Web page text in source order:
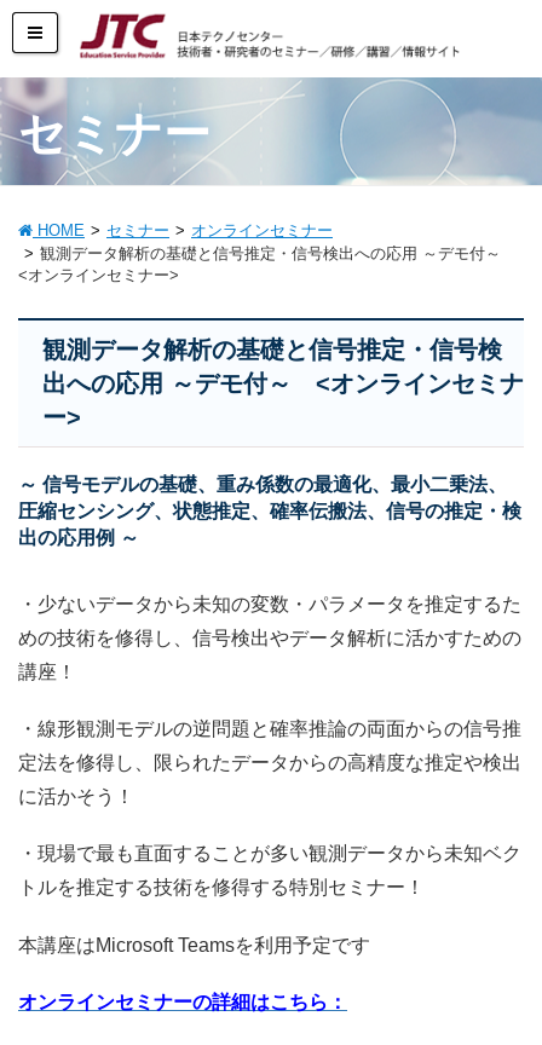
セミナー
HOME セミナー
オンラインセミナー
観測データ解析の基礎と信号推定・信号検出への応用 ～デモ付～
<オンラインセミナー>
観測データ解析の基礎と信号推定・信号検
出への応用 ～デモ付～ <オンラインセミナ
ー>
～ 信号モデルの基礎、重み係数の最適化、最小二乗法、
圧縮センシング、状態推定、確率伝搬法、信号の推定・検
出の応用例 ～
・少ないデータから未知の変数・パラメータを推定するた
めの技術を修得し、信号検出やデータ解析に活かすための
講座！
・線形観測モデルの逆問題と確率推論の両面からの信号推
定法を修得し、限られたデータからの高精度な推定や検出
に活かそう！
・現場で最も直面することが多い観測データから未知ベク
トルを推定する技術を修得する特別セミナー！
本講座はMicrosoft Teamsを利用予定です
オンラインセミナーの詳細はこちら：